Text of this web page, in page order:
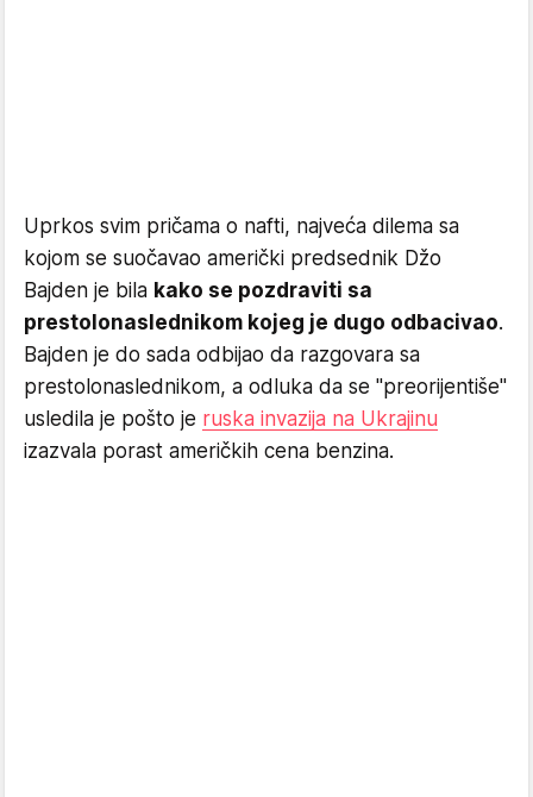
Uprkos svim pričama o nafti, najveća dilema sa
kojom se suočavao američki predsednik Džo
Bajden je bila kako se pozdraviti sa
prestolonaslednikom kojeg je dugo odbacivao.
Bajden je do sada odbijao da razgovara sa
prestolonaslednikom, a odluka da se "preorijentiše"
usledila je pošto je ruska invazija na Ukrajinu
izazvala porast američkih cena benzina.